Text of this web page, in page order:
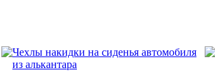
Чехлы накидки на сиденья автомобиля
из алькантара